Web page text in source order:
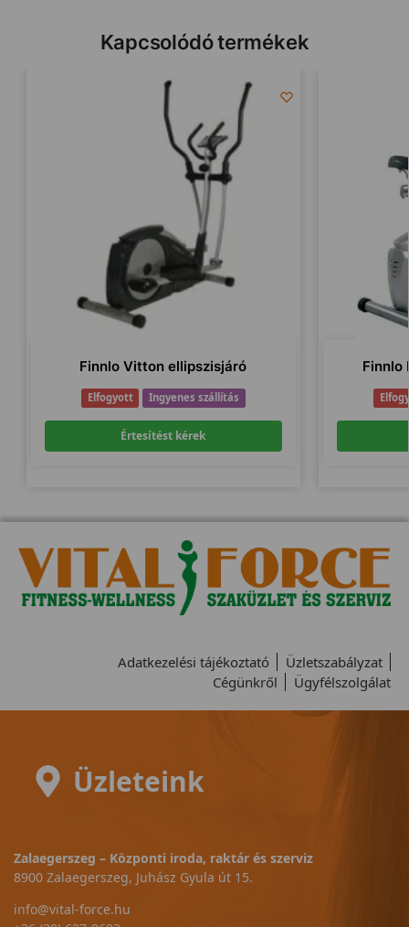
Kapcsolódó termékek
Finnlo Vitton ellipszisjáró
Elfogyott Ingyenes szállítás
Értesítést kérek
Finnlo
Adatkezelési tájékoztató
Üzletszabályzat
Cégünkről
Ügyfélszolgálat
Üzleteink
Zalaegerszeg – Központi iroda, raktár és szerviz
8900 Zalaegerszeg, Juhász Gyula út 15.
info@vital-force.hu